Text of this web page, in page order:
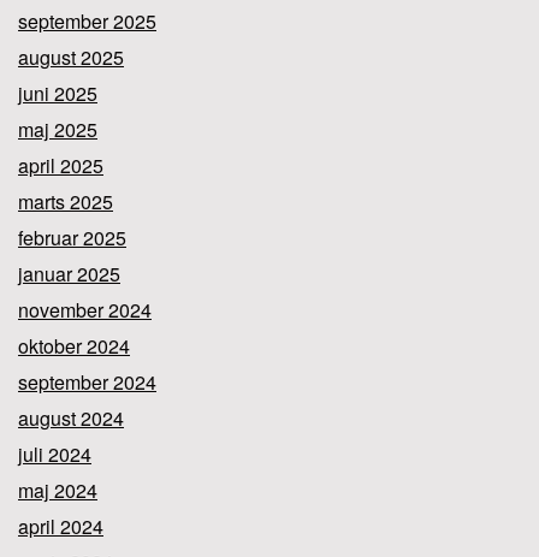
september 2025
august 2025
juni 2025
maj 2025
april 2025
marts 2025
februar 2025
januar 2025
november 2024
oktober 2024
september 2024
august 2024
juli 2024
maj 2024
april 2024